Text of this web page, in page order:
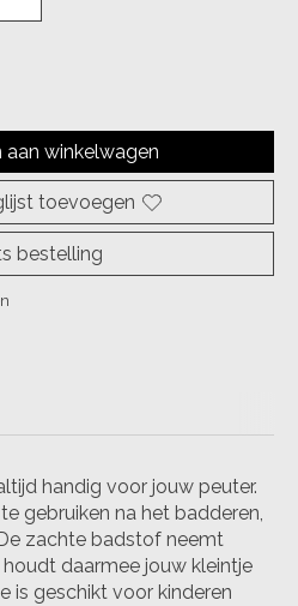
aan winkelwagen
toevoegen
bestelling
handig voor jouw peuter.
gebruiken na het badderen,
zachte badstof neemt
daarmee jouw kleintje
is geschikt voor kinderen